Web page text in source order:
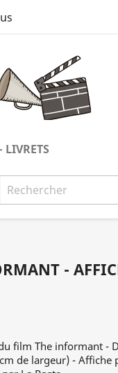
LIVRETS
-
film The informant -
de largeur) -